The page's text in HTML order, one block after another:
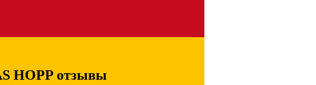
HOPP отзывы